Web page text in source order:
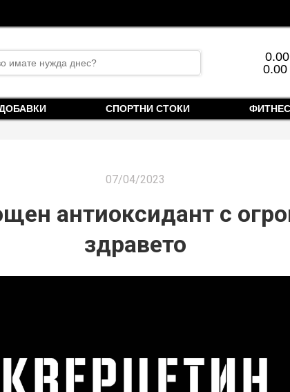
СПОРТНИ СТОКИ
07/04/2023
антиоксидант с
здравето